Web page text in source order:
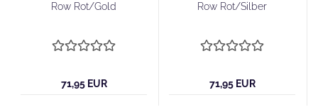
Row Rot/Gold
71,95 EUR
Row Rot/Silber
71,95 EUR